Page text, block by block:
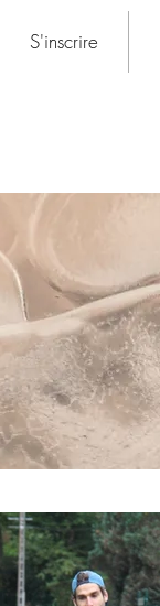
S'inscrire